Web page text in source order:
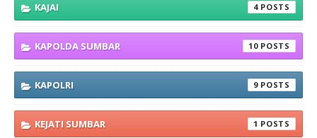
KAJAI 4
KAPOLDA SUMBAR 10
KAPOLRI 9
KEJATI SUMBAR 1